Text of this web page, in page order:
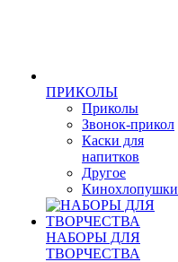
ПРИКОЛЫ
Приколы
Звонок-прикол
Каски для
напитков
Другое
Кинохлопушки
НАБОРЫ ДЛЯ
ТВОРЧЕСТВА